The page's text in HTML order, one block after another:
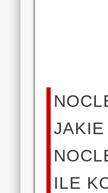
JAKIE
ILE